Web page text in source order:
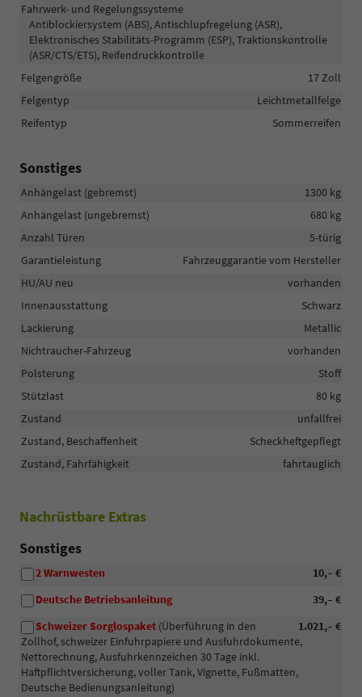
Fahrwerk- und Regelungssysteme
Antiblockiersystem (ABS), Antischlupfregelung (ASR),
Elektronisches Stabilitäts-Programm (ESP), Traktionskontrolle
(ASR/CTS/ETS), Reifendruckkontrolle
Felgengröße
17 Zoll
Felgentyp
Leichtmetallfelge
Reifentyp
Sommerreifen
Sonstiges
Anhängelast (gebremst)
1300 kg
Anhängelast (ungebremst)
680 kg
Anzahl Türen
5-türig
Garantieleistung
Fahrzeuggarantie vom Hersteller
HU/AU neu
vorhanden
Innenausstattung
Schwarz
Lackierung
Metallic
Nichtraucher-Fahrzeug
vorhanden
Polsterung
Stoff
Stützlast
80 kg
Zustand
unfallfrei
Zustand, Beschaffenheit
Scheckheftgepflegt
Zustand, Fahrfähigkeit
fahrtauglich
Nachrüstbare Extras
Sonstiges
10,– €
2 Warnwesten
39,– €
Deutsche Betriebsanleitung
1.021,– €
Schweizer Sorglospaket (Überführung in den
Zollhof, schweizer Einfuhrpapiere und Ausfuhrdokumente,
Nettorechnung, Ausfuhrkennzeichen 30 Tage inkl.
Haftpflichtversicherung, voller Tank, Vignette, Fußmatten,
Deutsche Bedienungsanleitung)